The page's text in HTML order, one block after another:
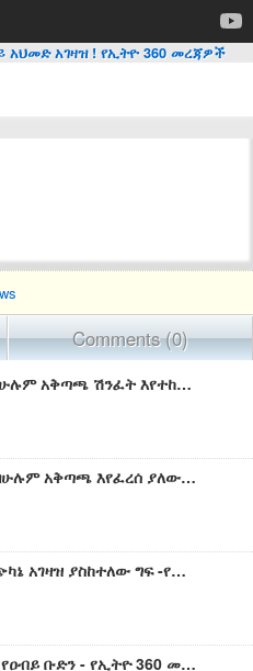
አገዛዝ ! የኢትዮ 360 መረጃዎች
Comments (0)
ቀጥታ ስርጭት ፡ በሁሉም አቅጣጫ ሽንፈት እየተከናነበ ያለው የኦህዴድ መራሹ አገዛዝ እና ድል አድራጊው የአማራ ሕዝብ ፡ የኢትዮ 360 መረጃዎች
ቀጥታ ስርጭት ፤ በሁሉም አቅጣጫ እየፈረሰ ያለው የዐብይ ሰራዊት በጎጃም እየፈፀመ ያለው ግፍ ፡ የኢትዮ 360 መረጃዎች
የዐብይ አህመድ የጭካኔ አገዛዝ ያስከተለው ግፍ -የኢትዮ 360 መረጃዎች ፟ ቀጥታ ስርጭት
አገር እየናደ ያለው የዐብይ ቡድን - የኢትዮ 360 መረጃዎች